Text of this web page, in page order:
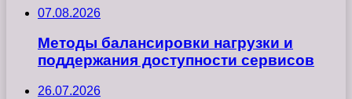
07.08.2026
Методы балансировки нагрузки и
поддержания доступности сервисов
26.07.2026